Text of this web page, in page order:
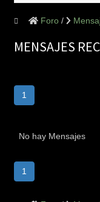
Foro
MENSAJES
1
No hay Mensajes
1